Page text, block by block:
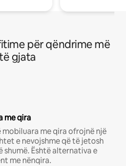
për qëndrime më
gjata
me qira
me qira ofrojnë një
e nevojshme që të jetosh
shumë. Është alternativa e
me nënqira.